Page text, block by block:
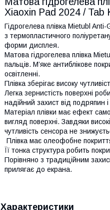
Xiaoxin Pad 2024 / Tab
Гідрогелева плівка Mietubl
з термопластичного
форми дисплея.
Матова гідрогелева плівка
пальців. М’яке антиблікове
освітленні.
Плівка зберігає високу
Легка зернистість поверхні
надійний захист від подряпин
Матеріал плівки має ефект
вигляд поверхні. Завдяки
чутливість сенсора не
Плівка має олеофобне
Її тонка структура робить
Порівняно з традиційним
прилягає до екрана.
Характеристики